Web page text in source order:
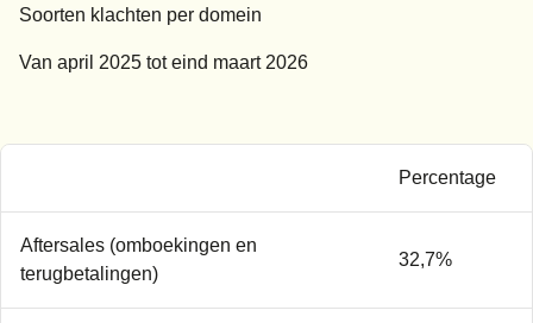
Soorten klachten per domein
Van april 2025 tot eind maart 2026
Percentage
Aftersales (omboekingen en
terugbetalingen)
32,7%